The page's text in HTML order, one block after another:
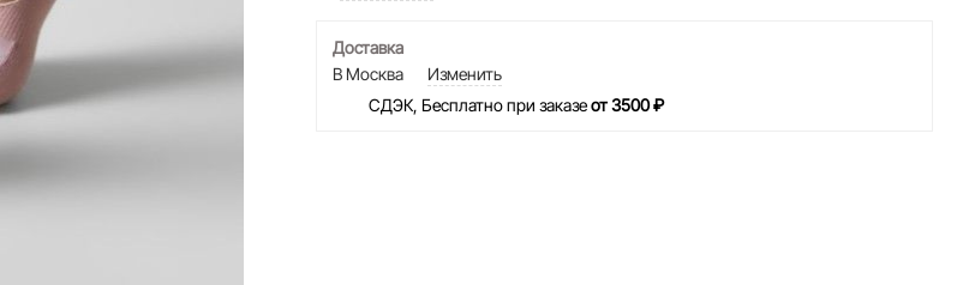
Доставка
В Москва
Изменить
СДЭК, Бесплатно при заказеот 3500 ₽